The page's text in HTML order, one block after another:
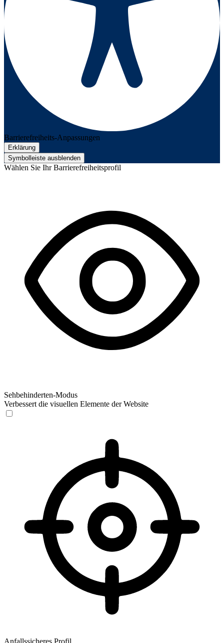
Barrierefreiheits-Anpassungen
Erklärung
Symbolleiste ausblenden
Wählen Sie Ihr Barrierefreiheitsprofil
Sehbehinderten-Modus
Verbessert die visuellen Elemente der Website
Anfallssicheres Profil